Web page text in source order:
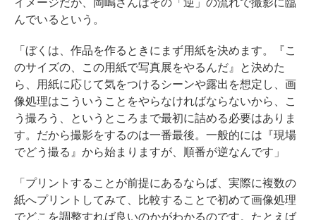
イメージだが、岡嶋さんはその「逆」の流れで撮影に臨
んでいるという。
「ぼくは、作品を作るときにまず用紙を決めます。『こ
のサイズの、この用紙で写真展をやるんだ』と決めた
ら、用紙に応じて気をつけるシーンや露出を想定し、画
像処理はこういうことをやらなければならないから、こ
う撮ろう、というところまで最初に詰める必要はありま
す。だから撮影をするのは一番最後。一般的には『現場
でどう撮る』から始まりますが、順番が逆なんです」
「プリントすることが前提にあるならば、実際に複数の
紙へプリントしてみて、比較することで初めて画像処理
でどこを調整すれば良いのかがわかるのです。たとえば